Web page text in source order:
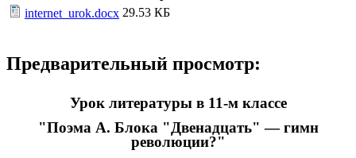
internet_urok.docx 29.53 КБ
Предварительный просмотр:
Урок литературы в 11-м классе
"Поэма А. Блока "Двенадцать" — гимн
революции?"